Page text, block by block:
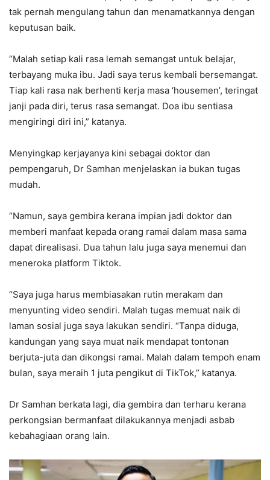
tak pernah mengulang tahun dan menamatkannya dengan
keputusan baik.
“Malah setiap kali rasa lemah semangat untuk belajar,
terbayang muka ibu. Jadi saya terus kembali bersemangat.
Tiap kali rasa nak berhenti kerja masa ‘housemen’, teringat
janji pada diri, terus rasa semangat. Doa ibu sentiasa
mengiringi diri ini,” katanya.
Menyingkap kerjayanya kini sebagai doktor dan
pempengaruh, Dr Samhan menjelaskan ia bukan tugas
mudah.
“Namun, saya gembira kerana impian jadi doktor dan
memberi manfaat kepada orang ramai dalam masa sama
dapat direalisasi. Dua tahun lalu juga saya menemui dan
meneroka platform Tiktok.
“Saya juga harus membiasakan rutin merakam dan
menyunting video sendiri. Malah tugas memuat naik di
laman sosial juga saya lakukan sendiri. “Tanpa diduga,
kandungan yang saya muat naik mendapat tontonan
berjuta-juta dan dikongsi ramai. Malah dalam tempoh enam
bulan, saya meraih 1 juta pengikut di TikTok,” katanya.
Dr Samhan berkata lagi, dia gembira dan terharu kerana
perkongsian bermanfaat dilakukannya menjadi asbab
kebahagiaan orang lain.